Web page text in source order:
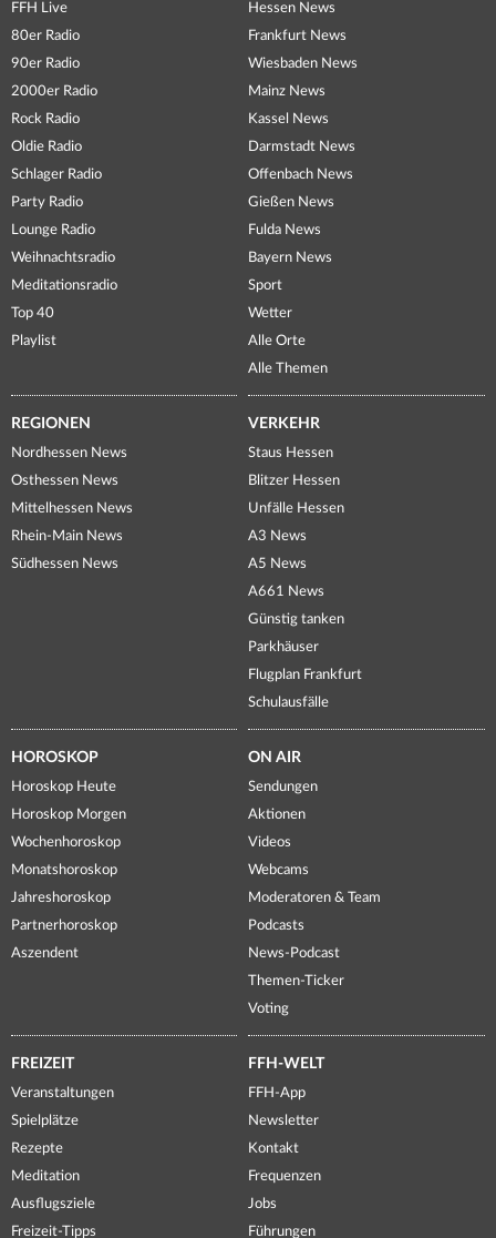
FFH Live
80er Radio
90er Radio
2000er Radio
Rock Radio
Oldie Radio
Schlager Radio
Party Radio
Lounge Radio
Weihnachtsradio
Meditationsradio
Top 40
Playlist
Hessen News
Frankfurt News
Wiesbaden News
Mainz News
Kassel News
Darmstadt News
Offenbach News
Gießen News
Fulda News
Bayern News
Sport
Wetter
Alle Orte
Alle Themen
REGIONEN
Nordhessen News
Osthessen News
Mittelhessen News
Rhein-Main News
Südhessen News
VERKEHR
Staus Hessen
Blitzer Hessen
Unfälle Hessen
A3 News
A5 News
A661 News
Günstig tanken
Parkhäuser
Flugplan Frankfurt
Schulausfälle
HOROSKOP
Horoskop Heute
Horoskop Morgen
Wochenhoroskop
Monatshoroskop
Jahreshoroskop
Partnerhoroskop
Aszendent
ON AIR
Sendungen
Aktionen
Videos
Webcams
Moderatoren & Team
Podcasts
News-Podcast
Themen-Ticker
Voting
FREIZEIT
Veranstaltungen
Spielplätze
Rezepte
Meditation
Ausflugsziele
Freizeit-Tipps
FFH-WELT
FFH-App
Newsletter
Kontakt
Frequenzen
Jobs
Führungen